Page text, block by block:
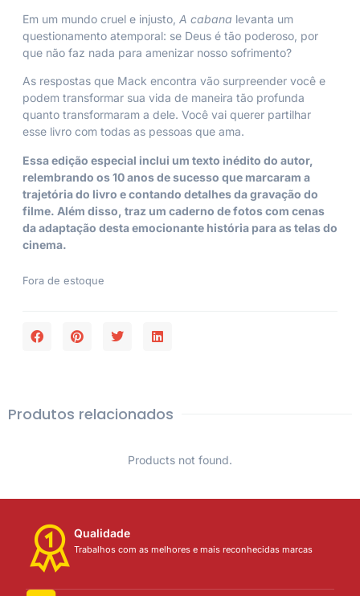
Em um mundo cruel e injusto, A cabana levanta um
questionamento atemporal: se Deus é tão poderoso, por
que não faz nada para amenizar nosso sofrimento?
As respostas que Mack encontra vão surpreender você e
podem transformar sua vida de maneira tão profunda
quanto transformaram a dele. Você vai querer partilhar
esse livro com todas as pessoas que ama.
Essa edição especial inclui um texto inédito do autor,
relembrando os 10 anos de sucesso que marcaram a
trajetória do livro e contando detalhes da gravação do
filme. Além disso, traz um caderno de fotos com cenas
da adaptação desta emocionante história para as telas do
cinema.
Fora de estoque
Produtos relacionados
Products not found.
Qualidade
Trabalhos com as melhores e mais reconhecidas marcas